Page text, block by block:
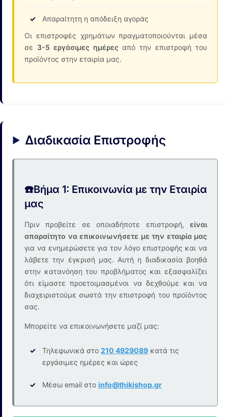
Απαραίτητη η απόδειξη αγοράς
Οι επιστροφές χρημάτων πραγματοποιούνται μέσα
σε 3-5 εργάσιμες ημέρες από την επιστροφή του
προϊόντος στην εταιρία μας.
Διαδικασία Επιστροφής
☎️Βήμα 1: Επικοινωνία με την Εταιρία
μας
Πριν προβείτε σε οποιαδήποτε επιστροφή, είναι
απαραίτητο να επικοινωνήσετε με την εταιρία μας
για να ενημερώσετε για τον λόγο επιστροφής και να
λάβετε την έγκρισή μας. Αυτή η διαδικασία βοηθά
στην κατανόηση του προβλήματος και εξασφαλίζει
ότι είμαστε προετοιμασμένοι να δεχθούμε και να
διαχειριστούμε σωστά την επιστροφή του προϊόντος
σας.
Μπορείτε να επικοινωνήσετε μαζί μας:
Τηλεφωνικά στο 210 4929089 κατά τις
εργάσιμες ημέρες και ώρες
Μέσω email στο info@thikishop.gr